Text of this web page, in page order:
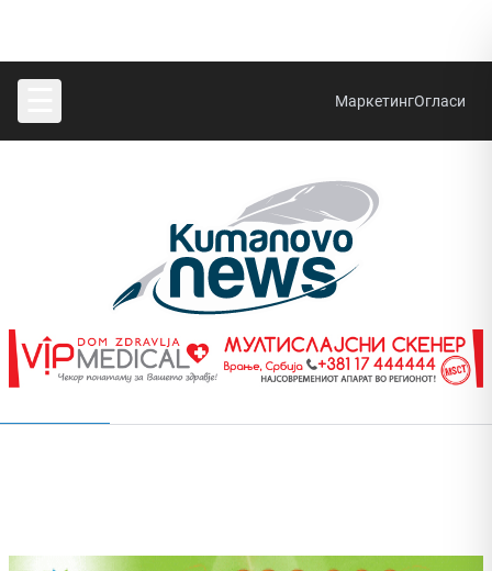
МаркетингОгласи